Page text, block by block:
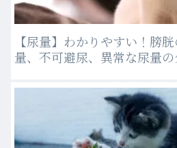
【尿量】わかりやすい！膀
量、不可避尿、異常な尿量の